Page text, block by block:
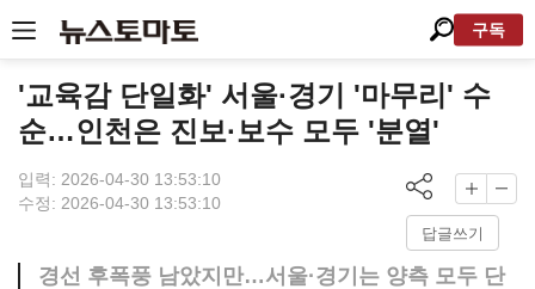
구독
'교육감 단일화' 서울·경기 '마무리' 수
순…인천은 진보·보수 모두 '분열'
입력: 2026-04-30 13:53:10
수정: 2026-04-30 13:53:10
답글쓰기
경선 후폭풍 남았지만…서울·경기는 양측 모두 단